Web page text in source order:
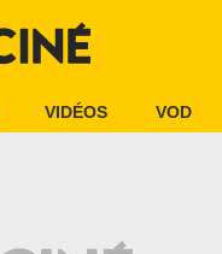
VIDÉOS VOD